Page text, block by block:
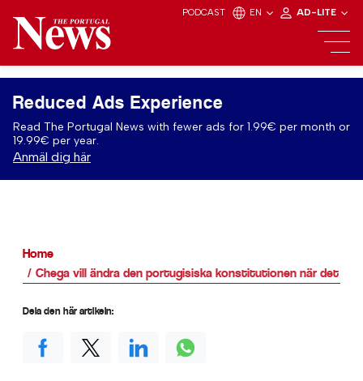
PODCAST EN AD-LITE
Reduced Ads Experience
Read The Portugal News with fewer ads for 1.99€ per month or
19.99€ per year.
Anmäl dig här
Home
Chega vill ändra den portugisiska konstitutionen när det
Dela den här artikeln: